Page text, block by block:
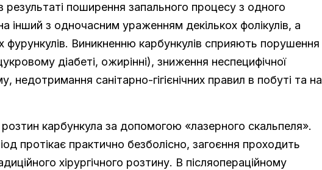
поширення запального процесу з одного
інший з одночасним ураженням декількох фолікулів, а
фурункулів. Виникненню карбункулів сприяють порушення
діабеті, ожирінні), зниження неспецифічної
недотримання санітарно-гігієнічних правил в побуті та на
розтин карбункула за допомогою «лазерного скальпеля».
протікає практично безболісно, ​​загоєння проходить
хірургічного розтину. В післяопераційному